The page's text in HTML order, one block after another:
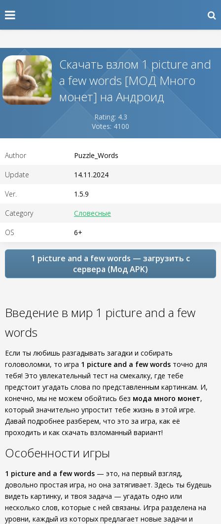
Скачать взлом 1 picture and
a few words [МОД Много
монет] на Андроид
Rating: 4.3
Votes: 4100
Author Puzzle_Words
Update 14.11.2024
Ver. 1.5.9
Category Словесные
OS 6+
1 picture and a few words — загрузить с
сервера (Мод APK)
Введение в мир 1 picture and a few
words
Если ты любишь разгадывать загадки и собирать
головоломки, то игра 1 picture and a few words точно для
тебя! Это увлекательный тест на смекалку, где тебе
предстоит угадать слова по представленным картинкам. И,
конечно, мы не можем обойтись без мода много монет,
который значительно упростит тебе жизнь в этой игре.
Давай подробнее разберем, что это за игра, как её
проходить и как скачать взломанный вариант!
Особенности игры
1 picture and a few words — это, на первый взгляд,
довольно простая игра, но она затягивает. Здесь ты будешь
видеть картинку, и твоя задача — угадать одно или
несколько слов, которые с ней связаны. Игра разделена на
уровни, каждый из которых предлагает новые задачи и